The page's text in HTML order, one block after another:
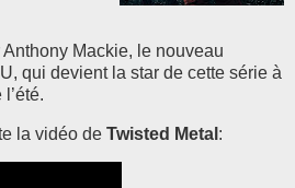
Mackie, le nouveau
qui devient la star de cette série à
la vidéo de Twisted Metal :